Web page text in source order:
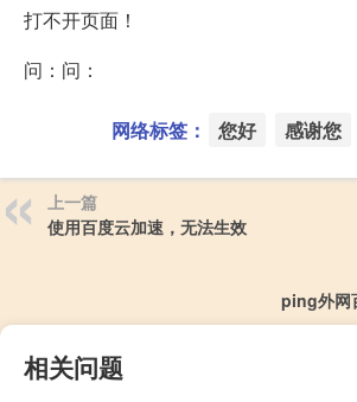
打不开页面！
问：问：
网络标签： 您好 感谢您
上一篇
使用百度云加速，无法生效
ping外网
相关问题